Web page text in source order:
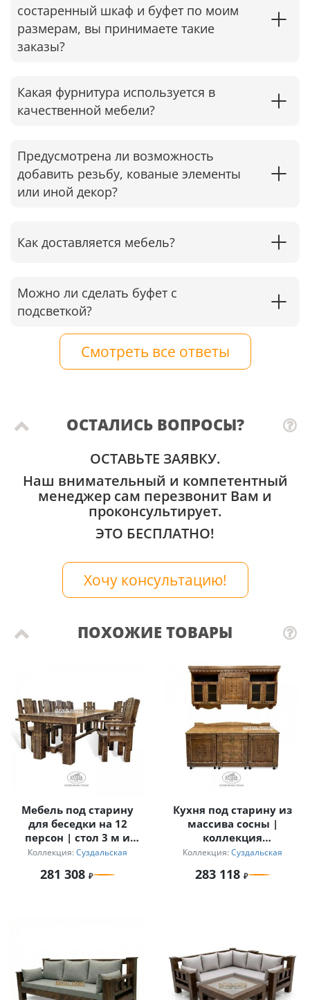
состаренный шкаф и буфет по моим
размерам, вы принимаете такие
заказы?
Какая фурнитура используется в
качественной мебели?
Предусмотрена ли возможность
добавить резьбу, кованые элементы
или иной декор?
Как доставляется мебель?
Можно ли сделать буфет с
подсветкой?
Смотреть все ответы
ОСТАЛИСЬ ВОПРОСЫ?
ОСТАВЬТЕ ЗАЯВКУ.
Наш внимательный и компетентный
менеджер сам перезвонит Вам и
проконсультирует.
ЭТО БЕСПЛАТНО!
Хочу консультацию!
ПОХОЖИЕ ТОВАРЫ
Мебель под старину
для беседки на 12
персон | стол 3 м и
кресла с
«Суздальский»
Коллекция: Суздальская
281 308
Кухня под старину из
массива сосны |
коллекция
«Суздальская»
Коллекция: Суздальская
283 118